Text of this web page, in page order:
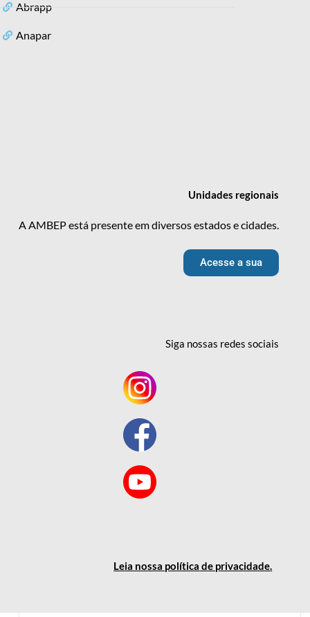
Abrapp
Anapar
Unidades regionais
A AMBEP está presente em diversos estados e cidades.
Acesse a sua
Siga nossas redessociais
Leia nossa política de privacidade.